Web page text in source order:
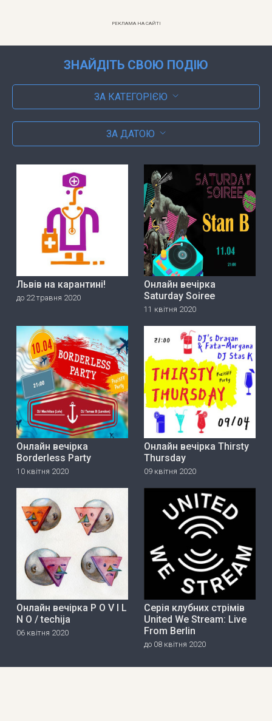
РЕКЛАМА НА САЙТІ
ЗНАЙДІТЬ СВОЮ ПОДІЮ
ЗА КАТЕГОРІЄЮ
ЗА ДАТОЮ
Львів на карантині!
до 22 травня 2020
Онлайн вечірка
Saturday Soiree
11 квітня 2020
Онлайн вечірка
Borderless Party
10 квітня 2020
Онлайн вечірка Thirsty
Thursday
09 квітня 2020
Онлайн вечірка P O V I L
N O / techija
06 квітня 2020
Серія клубних стрімів
United We Stream: Live
From Berlin
до 08 квітня 2020